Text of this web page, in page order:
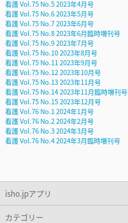
看護 Vol.75 No.5 2023年4月号
看護 Vol.75 No.6 2023年5月号
看護 Vol.75 No.7 2023年6月号
看護 Vol.75 No.8 2023年6月臨時増刊号
看護 Vol.75 No.9 2023年7月号
看護 Vol.75 No.10 2023年8月号
看護 Vol.75 No.11 2023年9月号
看護 Vol.75 No.12 2023年10月号
看護 Vol.75 No.13 2023年11月号
看護 Vol.75 No.14 2023年11月臨時増刊号
看護 Vol.75 No.15 2023年12月号
看護 Vol.76 No.1 2024年1月号
看護 Vol.76 No.2 2024年2月号
看護 Vol.76 No.3 2024年3月号
看護 Vol.76 No.4 2024年3月臨時増刊号
isho.jpアプリ
カテゴリー